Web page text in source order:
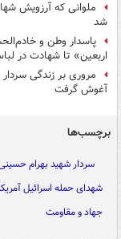
ملوانی که آرزویش
شد
پاسدار وطن و
اربعین» تا شهادت در
مروری بر زندگی
آغوش گرفت
برچسب‌ها
سردار شهید بهرام
شهدای حمله اسرائیل
جهاد و مقاومت